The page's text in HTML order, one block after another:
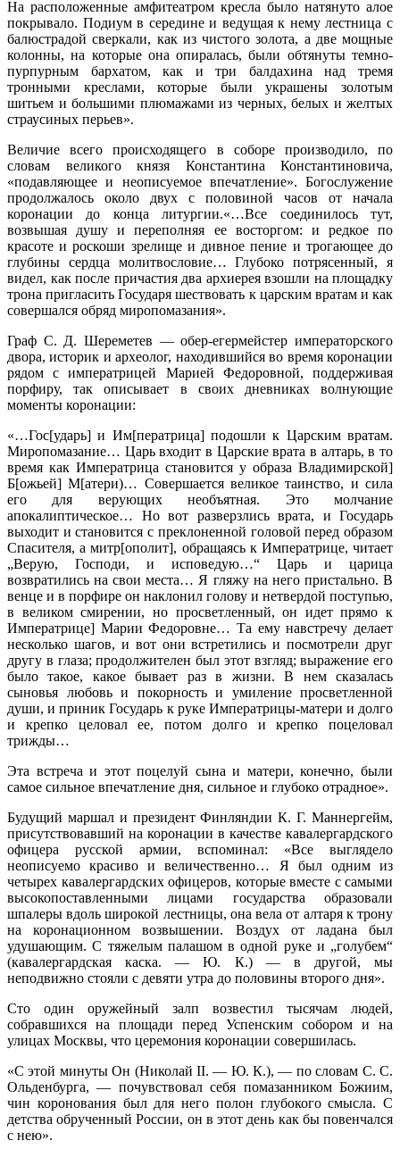
На расположенные амфитеатром кресла было натянуто алое
покрывало. Подиум в середине и ведущая к нему лестница с
балюстрадой сверкали, как из чистого золота, а две мощные
колонны, на которые она опиралась, были обтянуты темно-
пурпурным бархатом, как и три балдахина над тремя
тронными креслами, которые были украшены золотым
шитьем и большими плюмажами из черных, белых и желтых
страусиных перьев».
Величие всего происходящего в соборе производило, по
словам великого князя Константина Константиновича,
«подавляющее и неописуемое впечатление». Богослужение
продолжалось около двух с половиной часов от начала
коронации до конца литургии.«…Все соединилось тут,
возвышая душу и переполняя ее восторгом: и редкое по
красоте и роскоши зрелище и дивное пение и трогающее до
глубины сердца молитвословие… Глубоко потрясенный, я
видел, как после причастия два архиерея взошли на площадку
трона пригласить Государя шествовать к царским вратам и как
совершался обряд миропомазания».
Граф С. Д. Шереметев — обер-егермейстер императорского
двора, историк и археолог, находившийся во время коронации
рядом с императрицей Марией Федоровной, поддерживая
порфиру, так описывает в своих дневниках волнующие
моменты коронации:
«…Гос[ударь] и Им[ператрица] подошли к Царским вратам.
Миропомазание… Царь входит в Царские врата в алтарь, в то
время как Императрица становится у образа Владимирской]
Б[ожьей] М[атери)… Совершается великое таинство, и сила
его для верующих необъятная. Это молчание
апокалиптическое… Но вот разверзлись врата, и Государь
выходит и становится с преклоненной головой перед образом
Спасителя, а митр[ополит], обращаясь к Императрице, читает
„Верую, Господи, и исповедую…“ Царь и царица
возвратились на свои места… Я гляжу на него пристально. В
венце и в порфире он наклонил голову и нетвердой поступью,
в великом смирении, но просветленный, он идет прямо к
Императрице] Марии Федоровне… Та ему навстречу делает
несколько шагов, и вот они встретились и посмотрели друг
другу в глаза; продолжителен был этот взгляд; выражение его
было такое, какое бывает раз в жизни. В нем сказалась
сыновья любовь и покорность и умиление просветленной
души, и приник Государь к руке Императрицы-матери и долго
и крепко целовал ее, потом долго и крепко поцеловал
трижды…
Эта встреча и этот поцелуй сына и матери, конечно, были
самое сильное впечатление дня, сильное и глубоко отрадное».
Будущий маршал и президент Финляндии К. Г. Маннергейм,
присутствовавший на коронации в качестве кавалергардского
офицера русской армии, вспоминал: «Все выглядело
неописуемо красиво и величественно… Я был одним из
четырех кавалергардских офицеров, которые вместе с самыми
высокопоставленными лицами государства образовали
шпалеры вдоль широкой лестницы, она вела от алтаря к трону
на коронационном возвышении. Воздух от ладана был
удушающим. С тяжелым палашом в одной руке и „голубем“
(кавалергардская каска. — Ю. К.) — в другой, мы
неподвижно стояли с девяти утра до половины второго дня».
Сто один оружейный залп возвестил тысячам людей,
собравшихся на площади перед Успенским собором и на
улицах Москвы, что церемония коронации совершилась.
«С этой минуты Он (Николай II. — Ю. К.), — по словам С. С.
Ольденбурга, — почувствовал себя помазанником Божиим,
чин коронования был для него полон глубокого смысла. С
детства обрученный России, он в этот день как бы повенчался
с нею».